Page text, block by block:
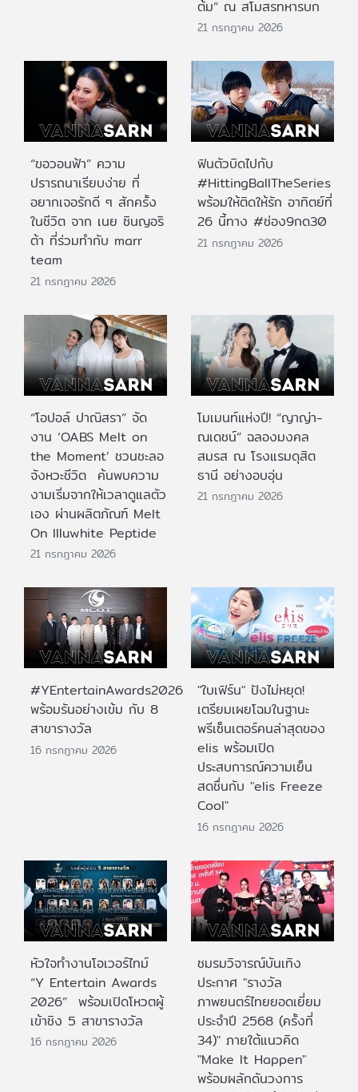
ต้ม” ณ สโมสรทหารบก
21 กรกฎาคม 2026
“ขอวอนฟ้า” ความ
ปรารถนาเรียบง่าย ที่
อยากเจอรักดี ๆ สักครั้ง
ในชีวิต จาก เนย ซินญอริ
ต้า ที่ร่วมทำกับ marr
team
21 กรกฎาคม 2026
ฟินตัวบิดไปกับ
#HittingBallTheSeries
พร้อมให้ติดให้รัก อาทิตย์ที่
26 นี้ทาง #ช่อง9กด30
21 กรกฎาคม 2026
“โอปอล์ ปาณิสรา” จัด
งาน ‘OABS Melt on
the Moment’ ชวนชะลอ
จังหวะชีวิต ค้นพบความ
งามเริ่มจากให้เวลาดูแลตัว
เอง ผ่านผลิตภัณฑ์ Melt
On Illuwhite Peptide
21 กรกฎาคม 2026
โมเมนท์แห่งปี! “ญาญ่า-
ณเดชน์” ฉลองมงคล
สมรส ณ โรงแรมดุสิต
ธานี อย่างอบอุ่น
21 กรกฎาคม 2026
#YEntertainAwards2026
พร้อมรันอย่างเข้ม กับ 8
สาขารางวัล
16 กรกฎาคม 2026
"ใบเฟิร์น" ปังไม่หยุด!
เตรียมเผยโฉมในฐานะ
พรีเซ็นเตอร์คนล่าสุดของ
elis พร้อมเปิด
ประสบการณ์ความเย็น
สดชื่นกับ "elis Freeze
Cool"
16 กรกฎาคม 2026
หัวใจทำงานโอเวอร์ไทม์
“Y Entertain Awards
2026” พร้อมเปิดโหวตผู้
เข้าชิง 5 สาขารางวัล
16 กรกฎาคม 2026
ชมรมวิจารณ์บันเทิง
ประกาศ "รางวัล
ภาพยนตร์ไทยยอดเยี่ยม
ประจําปี 2568 (ครั้งที่
34)" ภายใต้แนวคิด
"Make It Happen"
พร้อมผลักดันวงการ